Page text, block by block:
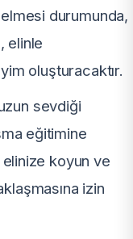
durumunda,
elinle
oluşturacaktır.
sevdiği
eğitimine
koyun ve
izin